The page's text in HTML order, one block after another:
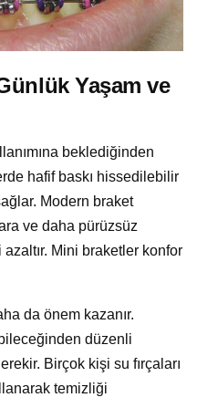
Yaşam ve
beklediğinden
hafif baskı hissedilebilir
Modern braket
ve daha pürüzsüz
Mini braketler konfor
da önem kazanır.
düzenli
Birçok kişi su fırçaları
temizliği